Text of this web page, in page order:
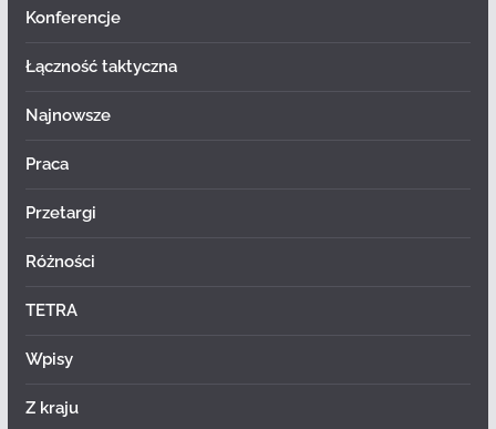
Konferencje
Łączność taktyczna
Najnowsze
Praca
Przetargi
Różności
TETRA
Wpisy
Z kraju